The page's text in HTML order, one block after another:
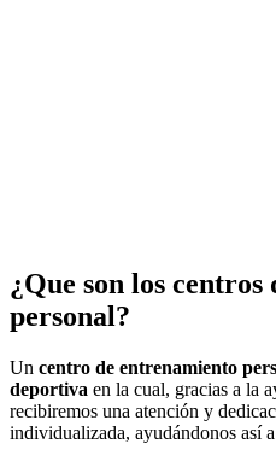
¿Que son los
personal?
Un centro de entrenamiento
deportiva en la cual, gracias a la
recibiremos una atención y
individualizada, ayudándonos así